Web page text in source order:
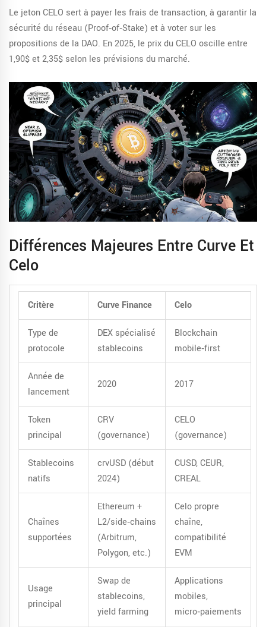
Le jeton CELO sert à payer les frais de transaction, à garantir la
sécurité du réseau (Proof‑of‑Stake) et à voter sur les
propositions de la DAO. En 2025, le prix du CELO oscille entre
1,90$ et 2,35$ selon les prévisions du marché.
Différences Majeures Entre Curve Et
Celo
Critère Curve Finance Celo
Type de
protocole
DEX spécialisé
stablecoins
Blockchain
mobile‑first
Année de
lancement
2020 2017
Token
principal
CRV
(governance)
CELO
(governance)
Stablecoins
natifs
crvUSD (début
2024)
CUSD, CEUR,
CREAL
Chaînes
supportées
Ethereum +
L2/side‑chains
(Arbitrum,
Polygon, etc.)
Celo propre
chaîne,
compatibilité
EVM
Usage
principal
Swap de
stablecoins,
yield farming
Applications
mobiles,
micro‑paiements